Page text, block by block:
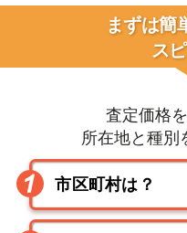
まずは簡
ス
査定価格
所在地と種別